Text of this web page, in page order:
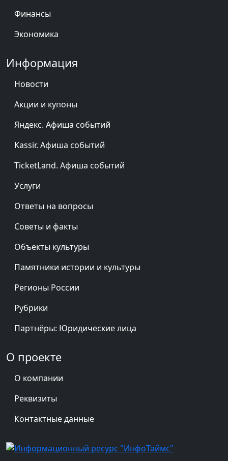
Финансы
Экономика
Информация
Новости
Акции и купоны
Яндекс. Афиша событий
Kassir. Афиша событий
TicketLand. Афиша событий
Услуги
Ответы на вопросы
Советы и факты
Объекты культуры
Памятники истории и культуры
Регионы России
Рубрики
Партнёры: Юридические лица
О проекте
О компании
Реквизиты
Контактные данные